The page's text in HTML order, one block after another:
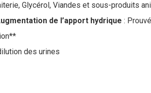
Glycérol, Viandes et sous-produits
de l’apport hydrique :
des urines